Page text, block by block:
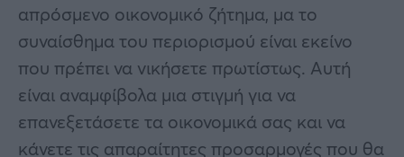
απρόσμενο οικονομικό ζήτημα, μα το
συναίσθημα του περιορισμού είναι εκείνο
που πρέπει να νικήσετε πρωτίστως. Αυτή
είναι αναμφίβολα μια στιγμή για να
επανεξετάσετε τα οικονομικά σας και να
κάνετε τις απαραίτητες προσαρμογές που θα